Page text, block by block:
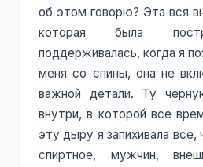
об этом говорю? Эта вся
которая была
поддерживалась, когда я
меня со спины, она не
важной детали. Ту
внутри, в которой все
эту дыру я запихивала
спиртное, мужчин,